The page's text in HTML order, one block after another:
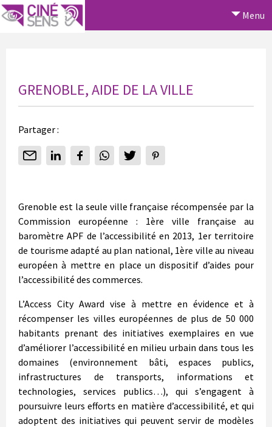
Menu
GRENOBLE, AIDE DE LA VILLE
Partager :
Grenoble est la seule ville française récompensée par la
Commission européenne : 1ère ville française au
baromètre APF de l’accessibilité en 2013, 1er territoire
de tourisme adapté au plan national, 1ère ville au niveau
européen à mettre en place un dispositif d’aides pour
l’accessibilité des commerces.
L’Access City Award vise à mettre en évidence et à
récompenser les villes européennes de plus de 50 000
habitants prenant des initiatives exemplaires en vue
d’améliorer l’accessibilité en milieu urbain dans tous les
domaines (environnement bâti, espaces publics,
infrastructures de transports, informations et
technologies, services publics…), qui s’engagent à
poursuivre leurs efforts en matière d’accessibilité, et qui
adoptent des initiatives qui peuvent servir de modèles